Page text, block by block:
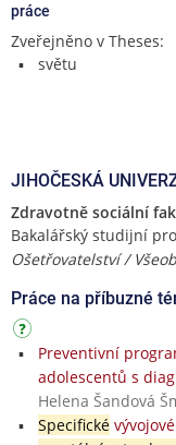
práce
Zveřejněno v Theses:
světu
JIHOČESKÁ
Zdravotně sociální
Bakalářský studijní
Ošetřovatelství /
Práce na příbuzné
Preventivní
adolescentů s
Helena Šandová
Specifické